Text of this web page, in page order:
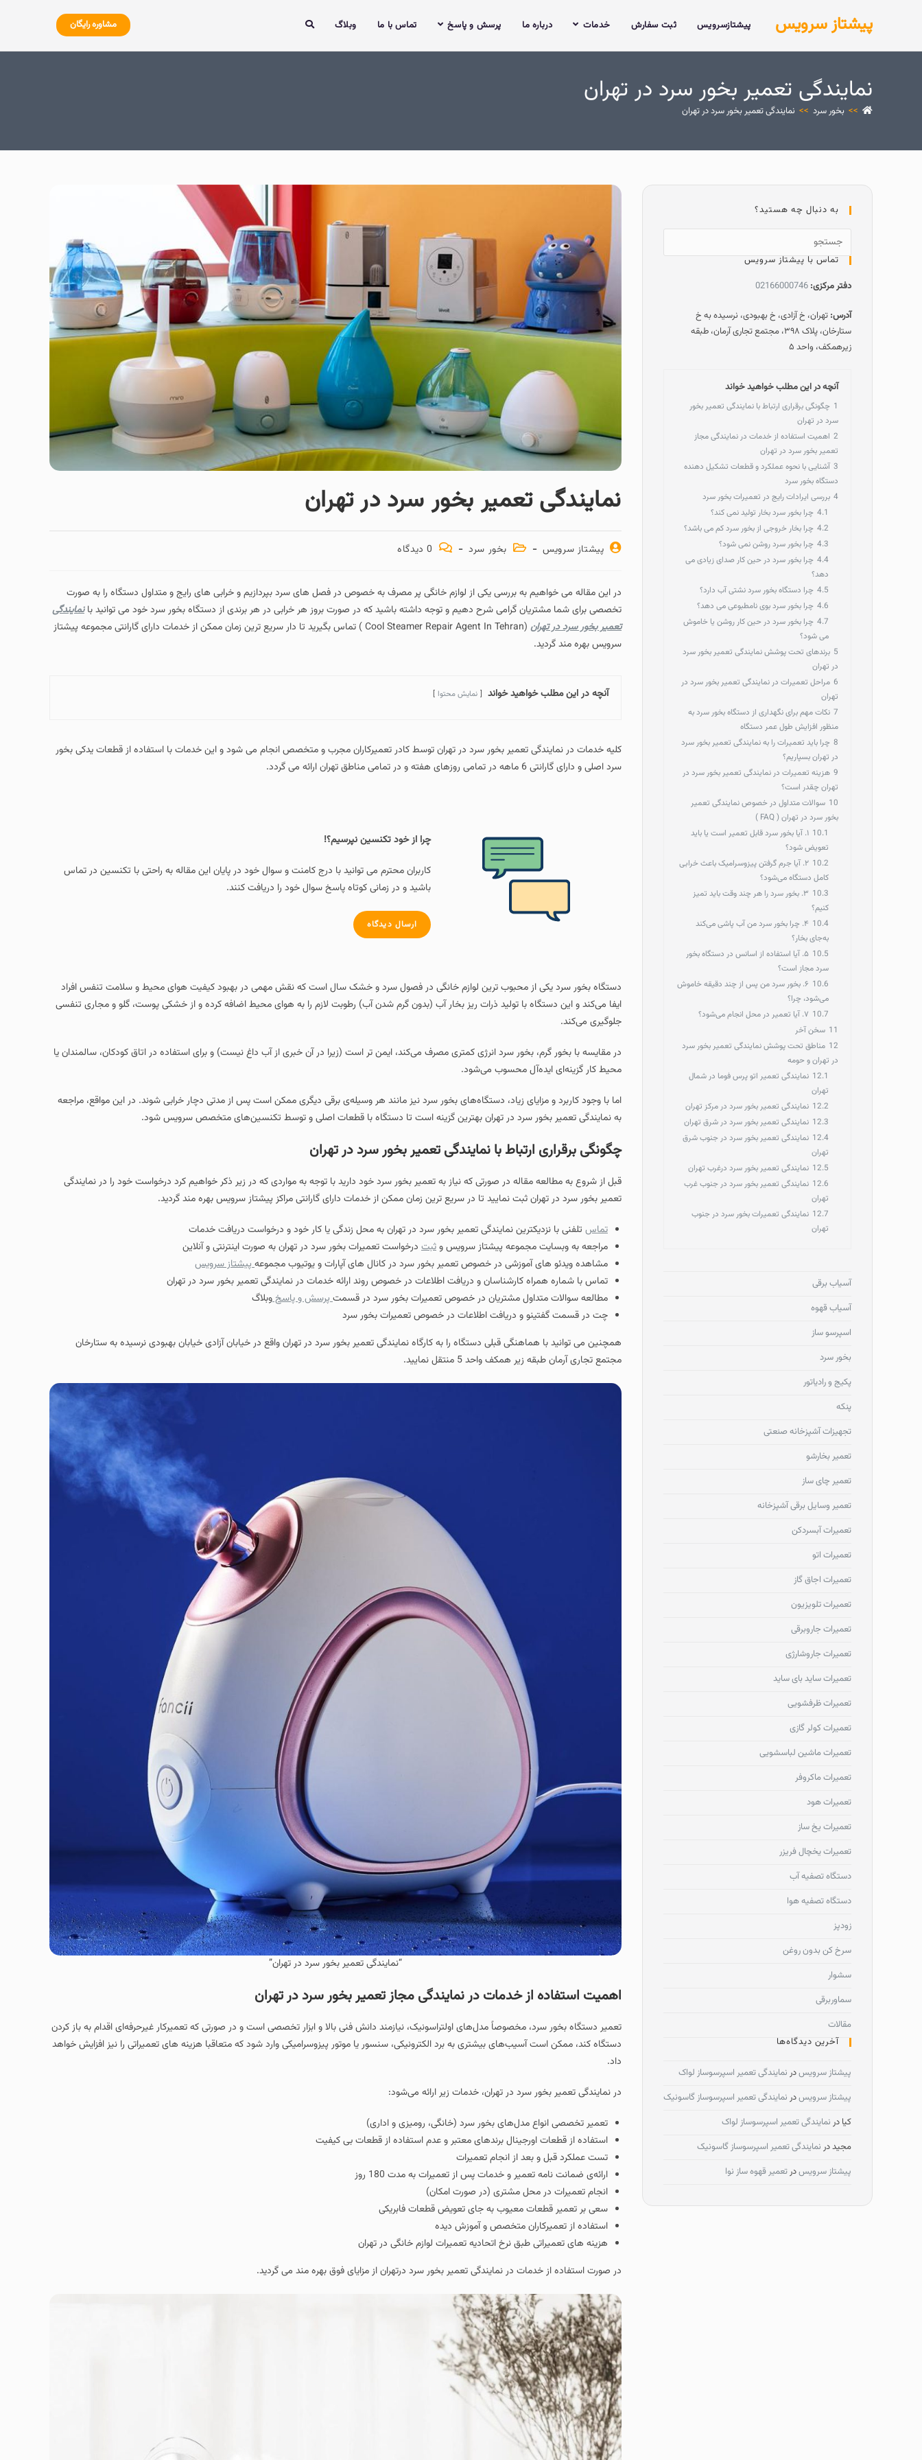
پیشتاز سرویس مشاوره رایگان پیشتازسرویس ثبت سفارش خدمات درباره ما پرسش و پاسخ تماس با ما وبلاگ
نمایندگی تعمیر بخور سرد در تهران
>> بخور سرد >> نمایندگی تعمیر بخور سرد در تهران
نمایندگی تعمیر بخور سرد در تهران
پیشتاز سرویس بخور سرد 0 دیدگاه
در این مقاله می خواهیم به بررسی یکی از لوازم خانگی پر مصرف به خصوص در فصل های سرد بپردازیم و خرابی های رایج و متداول دستگاه را به صورت
تخصصی برای شما مشتریان گرامی شرح دهیم و توجه داشته باشید که در صورت بروز هر خرابی در هر برندی از دستگاه بخور سرد خود می توانید بانمایندگی
تعمیر بخور سرد در تهران
(Cool Steamer Repair Agent In Tehran ) تماس بگیرید تا دار سریع ترین زمان ممکن از خدمات دارای گارانتی مجموعه پیشتاز
سرویس بهره مند گردید.
آنچه در این مطلب خواهید خواند نمایش محتوا
کلیه خدمات در نمایندگی تعمیر بخور سرد در تهران توسط کادر تعمیرکاران مجرب و متخصص انجام می شود و این خدمات با استفاده از قطعات یدکی بخور
سرد اصلی و دارای گارانتی 6 ماهه در تمامی روزهای هفته و در تمامی مناطق تهران ارائه می گردد.
چرا از خود تکنسین نپرسیم؟!
کاربران محترم می توانید با درج کامنت و سوال خود در پایان این مقاله به راحتی با تکنسین در تماس
باشید و در زمانی کوتاه پاسخ سوال خود را دریافت کنند.
ارسال دیدگاه
دستگاه بخور سرد یکی از محبوب‌ ترین لوازم خانگی در فصول سرد و خشک سال است که نقش مهمی در بهبود کیفیت هوای محیط و سلامت تنفس افراد
ایفا می‌کند و این دستگاه با تولید ذرات ریز بخار آب (بدون گرم شدن آب) رطوبت لازم را به هوای محیط اضافه کرده و از خشکی پوست، گلو و مجاری تنفسی
جلوگیری می‌کند.
در مقایسه با بخور گرم، بخور سرد انرژی کمتری مصرف می‌کند، ایمن‌ تر است (زیرا در آن خبری از آب داغ نیست) و برای استفاده در اتاق کودکان، سالمندان یا
محیط کار گزینه‌ای ایده‌آل محسوب می‌شود.
اما با وجود کاربرد و مزایای زیاد، دستگاه‌های بخور سرد نیز مانند هر وسیله‌ی برقی دیگری ممکن است پس از مدتی دچار خرابی شوند. در این مواقع، مراجعه
به نمایندگی تعمیر بخور سرد در تهران بهترین گزینه است تا دستگاه با قطعات اصلی و توسط تکنسین‌های متخصص سرویس شود.
چگونگی برقراری ارتباط با نمایندگی تعمیر بخور سرد در تهران
قبل از شروع به مطالعه مقاله در صورتی که نیاز به تعمیر بخور سرد خود دارید با توجه به مواردی که در زیر ذکر خواهیم کرد درخواست خود را در نمایندگی
تعمیر بخور سرد در تهران ثبت نمایید تا در سریع ترین زمان ممکن از خدمات دارای گارانتی مراکز پیشتاز سرویس بهره مند گردید.
تماس تلفنی با نزدیکترین نمایندگی تعمیر بخور سرد در تهران به محل زندگی یا کار خود و درخواست دریافت خدمات
مراجعه به وبسایت مجموعه پیشتاز سرویس وثبت درخواست تعمیرات بخور سرد در تهران به صورت اینترنتی و آنلاین
مشاهده ویدئو های آموزشی در خصوص تعمیر بخور سرد در کانال های آپارات و یوتیوب مجموعهپیشتاز سرویس
تماس با شماره همراه کارشناسان و دریافت اطلاعات در خصوص روند ارائه خدمات در نمایندگی تعمیر بخور سرد در تهران
مطالعه سوالات متداول مشتریان در خصوص تعمیرات بخور سرد در قسمتپرسش و پاسخوبلاگ
چت در قسمت گفتینو و دریافت اطلاعات در خصوص تعمیرات بخور سرد
همچنین می توانید با هماهنگی قبلی دستگاه را به کارگاه نمایندگی تعمیر بخور سرد در تهران واقع در خیابان آزادی خیابان بهبودی نرسیده به ستارخان
مجتمع تجاری آرمان طبقه زیر همکف واحد 5 منتقل نمایید.
“نمایندگی تعمیر بخور سرد در تهران”
اهمیت استفاده از خدمات در نمایندگی مجاز تعمیر بخور سرد در تهران
تعمیر دستگاه بخور سرد، مخصوصاً مدل‌های اولتراسونیک، نیازمند دانش فنی بالا و ابزار تخصصی است و در صورتی که تعمیرکار غیرحرفه‌ای اقدام به باز کردن
دستگاه کند، ممکن است آسیب‌های بیشتری به برد الکترونیکی، سنسور یا موتور پیزوسرامیکی وارد شود که متعاقبا هزینه های تعمیراتی را نیز افزایش خواهد
داد.
در نمایندگی‌ تعمیر بخور سرد در تهران، خدمات زیر ارائه می‌شود:
تعمیر تخصصی انواع مدل‌های بخور سرد (خانگی، رومیزی و اداری)
استفاده از قطعات اورجینال برندهای معتبر و عدم استفاده از قطعات بی کیفیت
تست عملکرد قبل و بعد از انجام تعمیرات
ارائه‌ی ضمانت‌ نامه تعمیر و خدمات پس از تعمیرات به مدت 180 روز
انجام تعمیرات در محل مشتری (در صورت امکان)
سعی بر تعمیر قطعات معیوب به جای تعویض قطعات فابریکی
استفاده از تعمیرکاران متخصص و آموزش دیده
هزینه های تعمیراتی طبق نرخ اتحادیه تعمیرات لوازم خانگی در تهران
در صورت استفاده از خدمات در نمایندگی تعمیر بخور سرد درتهران از مزایای فوق بهره مند می گردید.
به دنبال چه هستید؟
تماس با پیشتاز سرویس
دفتر مرکزی: 02166000746
آدرس: تهران، خ آزادی، خ بهبودی، نرسیده به خ
ستارخان، پلاک ۳۹۸، مجتمع تجاری آرمان، طبقه
زیرهمکف، واحد ۵
آنچه در این مطلب خواهید خواند
1 چگونگی برقراری ارتباط با نمایندگی تعمیر بخور
سرد در تهران
2 اهمیت استفاده از خدمات در نمایندگی مجاز
تعمیر بخور سرد در تهران
3 آشنایی با نحوه عملکرد و قطعات تشکیل دهنده
دستگاه بخور سرد
4 بررسی ایرادات رایج در تعمیرات بخور سرد
4.1 چرا بخور سرد بخار تولید نمی کند؟
4.2 چرا بخار خروجی از بخور سرد کم می باشد؟
4.3 چرا بخور سرد روشن نمی شود؟
4.4 چرا بخور سرد در حین کار صدای زیادی می
دهد؟
4.5 چرا دستگاه بخور سرد نشتی آب دارد؟
4.6 چرا بخور سرد بوی نامطبوعی می دهد؟
4.7 چرا بخور سرد در حین کار روشن یا خاموش
می شود؟
5 برندهای تحت پوشش نمایندگی تعمیر بخور سرد
در تهران
6 مراحل تعمیرات در نمایندگی تعمیر بخور سرد در
تهران
7 نکات مهم برای نگهداری از دستگاه بخور سرد به
منظور افزایش طول عمر دستگاه
8 چرا باید تعمیرات را به نمایندگی تعمیر بخور سرد
در تهران بسپاریم؟
9 هزینه تعمیرات در نمایندگی تعمیر بخور سرد در
تهران چقدر است؟
10 سوالات متداول در خصوص نمایندگی تعمیر
بخور سرد در تهران ( FAQ )
10.1 ۱. آیا بخور سرد قابل تعمیر است یا باید
تعویض شود؟
10.2
۲. آیا جرم گرفتن پیزوسرامیک باعث خرابی
کامل دستگاه می‌شود؟
10.3
۳. بخور سرد را هر چند وقت باید تمیز
کنیم؟
10.4
۴. چرا بخور سرد من آب پاشی می‌کند
به‌جای بخار؟
10.5
۵. آیا استفاده از اسانس در دستگاه بخور
سرد مجاز است؟
10.6
۶. بخور سرد من پس از چند دقیقه خاموش
می‌شود، چرا؟
10.7 ۷. آیا تعمیر در محل انجام می‌شود؟
11 سخن آخر
12 مناطق تحت پوشش نمایندگی تعمیر بخور سرد
در تهران و حومه
12.1 نمایندگی تعمیر اتو پرس فوما در شمال
تهران
12.2 نمایندگی تعمیر بخور سرد در مرکز تهران
12.3 نمایندگی تعمیر بخور سرد در شرق تهران
12.4 نمایندگی تعمیر بخور سرد در جنوب شرق
تهران
12.5 نمایندگی تعمیر بخور سرد درغرب تهران
12.6 نمایندگی تعمیر بخور سرد در جنوب غرب
تهران
12.7 نمایندگی تعمیرات بخور سرد در جنوب
تهران
آسیاب برقی
آسیاب قهوه
اسپرسو ساز
بخور سرد
پکیج و رادیاتور
پنکه
تجهیزات آشپزخانه صنعتی
تعمیر بخارشو
تعمیر چای ساز
تعمیر وسایل برقی آشپزخانه
تعمیرات آبسردکن
تعمیرات اتو
تعمیرات اجاق گاز
تعمیرات تلویزیون
تعمیرات جاروبرقی
تعمیرات جاروشارژی
تعمیرات ساید بای ساید
تعمیرات ظرفشویی
تعمیرات کولر گازی
تعمیرات ماشین لباسشویی
تعمیرات ماکروفر
تعمیرات هود
تعمیرات یخ ساز
تعمیرات یخچال فریزر
دستگاه تصفیه آب
دستگاه تصفیه هوا
زودپز
سرخ کن بدون روغن
سشوار
سماوربرقی
مقالات
آخرین دیدگاه‌ها
پیشتاز سرویسدر نمایندگی تعمیر اسپرسوساز لواک
پیشتاز سرویسدر نمایندگی تعمیر اسپرسوساز گاسونیک
کیا در نمایندگی تعمیر اسپرسوساز لواک
مجیددر نمایندگی تعمیر اسپرسوساز گاسونیک
پیشتاز سرویسدرتعمیر قهوه ساز نوا